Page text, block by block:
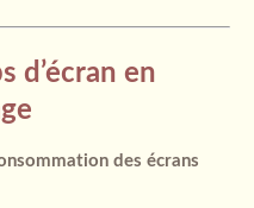
d’écran en
des écrans